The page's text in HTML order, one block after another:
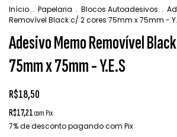
Início . Papelaria . Blocos Autoadesivos .
Removível Black c/ 2 cores 75mm x 75mm -
Adesivo Memo Removível
75mm x 75mm - Y.E.S
R$18,50
R$17,21com Pix
7% de descontopagando com Pix